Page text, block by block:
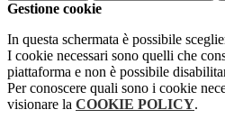
Gestione cookie
In questa schermata è possibile
I cookie necessari sono quelli che
piattaforma e non è possibile
Per conoscere quali sono i cookie
visionare la COOKIE POLICY.